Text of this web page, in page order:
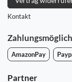
Kontakt
AmazonPay
Partner